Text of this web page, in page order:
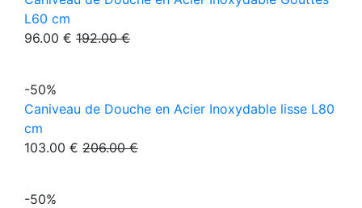
L60 cm
96.00 € 192.00 €
-50%
Caniveau de Douche en Acier Inoxydable lisse L80
cm
103.00 € 206.00 €
-50%